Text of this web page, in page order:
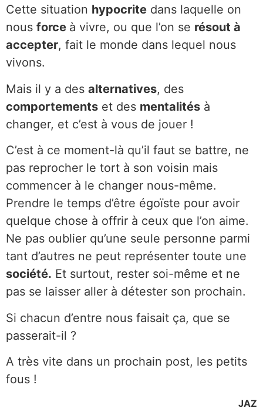
Cette situation hypocrite dans laquelle on
nous force à vivre, ou que l’on se résout à
accepter, fait le monde dans lequel nous
vivons.
Mais il y a des alternatives, des
comportements et des mentalités à
changer, et c’est à vous de jouer !
C’est à ce moment-là qu’il faut se battre, ne
pas reprocher le tort à son voisin mais
commencer à le changer nous-même.
Prendre le temps d’être égoïste pour avoir
quelque chose à offrir à ceux que l’on aime.
Ne pas oublier qu’une seule personne parmi
tant d’autres ne peut représenter toute une
société. Et surtout, rester soi-même et ne
pas se laisser aller à détester son prochain.
Si chacun d’entre nous faisait ça, que se
passerait-il ?
A très vite dans un prochain post, les petits
fous !
JAZ